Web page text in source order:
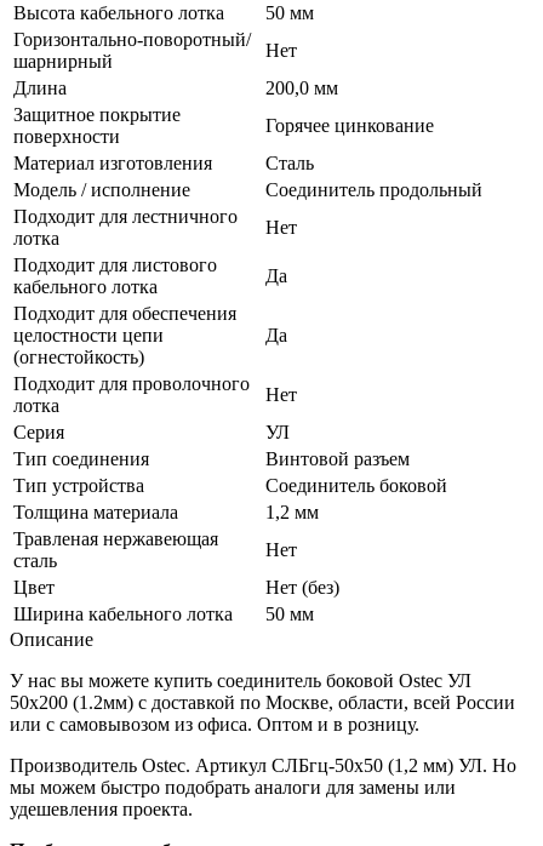
Высота кабельного лотка
50 мм
Горизонтально-поворотный/
шарнирный
Нет
Длина
200,0 мм
Защитное покрытие
поверхности
Горячее цинкование
Материал изготовления
Сталь
Модель / исполнение
Соединитель продольный
Подходит для лестничного
лотка
Нет
Подходит для листового
кабельного лотка
Да
Подходит для обеспечения
целостности цепи
(огнестойкость)
Да
Подходит для проволочного
лотка
Нет
Серия
УЛ
Тип соединения
Винтовой разъем
Тип устройства
Соединитель боковой
Толщина материала
1,2 мм
Травленая нержавеющая
сталь
Нет
Цвет
Нет (без)
Ширина кабельного лотка
50 мм
Описание
У нас вы можете купить соединитель боковой Ostec УЛ
50х200 (1.2мм) с доставкой по Москве, области, всей России
или с самовывозом из офиса. Оптом и в розницу.
Производитель Ostec. Артикул СЛБгц-50х50 (1,2 мм) УЛ. Но
мы можем быстро подобрать аналоги для замены или
удешевления проекта.